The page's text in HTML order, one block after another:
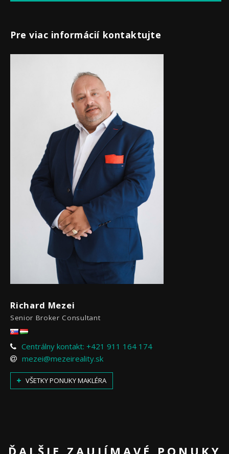
Pre viac informácií kontaktujte
Richard Mezei
Senior Broker Consultant
Centrálny kontakt: +421 911 164 174
mezei@mezeireality.sk
VŠETKY PONUKY MAKLÉRA
ĎALŠIE ZAUJÍMAVÉ PONUKY